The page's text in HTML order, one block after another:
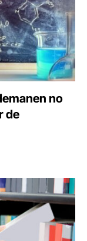
no
de